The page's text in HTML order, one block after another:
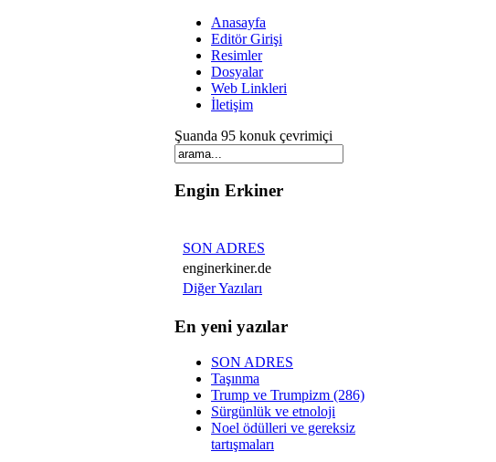
Anasayfa
Editör Girişi
Resimler
Dosyalar
Web Linkleri
İletişim
Şuanda 95 konuk çevrimiçi
Engin Erkiner
SON ADRES
enginerkiner.de
Diğer Yazıları
En yeni yazılar
SON ADRES
Taşınma
Trump ve Trumpizm (286)
Sürgünlük ve etnoloji
Noel ödülleri ve gereksiz
tartışmaları